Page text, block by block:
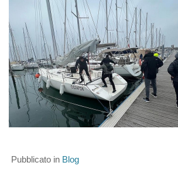
Pubblicato in Blog